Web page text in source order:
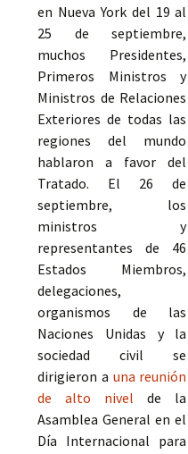
en Nueva York del 19 al
25 de septiembre,
muchos Presidentes,
Primeros Ministros y
Ministros de Relaciones
Exteriores de todas las
regiones del mundo
hablaron a favor del
Tratado. El 26 de
septiembre, los
ministros y
representantes de 46
Estados Miembros,
delegaciones,
organismos de las
Naciones Unidas y la
sociedad civil se
dirigieron a una reunión
de alto nivelde la
Asamblea General en el
Día Internacional para